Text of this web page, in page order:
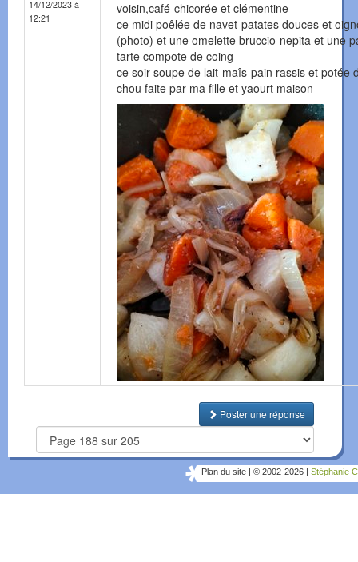
14/12/2023 à
12:21
voisin,café-chicorée et clémentine
ce midi poêlée de navet-patates douces et
(photo) et une omelette bruccio-nepita et une
tarte compote de coing
ce soir soupe de lait-maîs-pain rassis et potée
chou faite par ma fille et yaourt maison
Poster une réponse
Plan du site © 2002-2026 Stéphanie C